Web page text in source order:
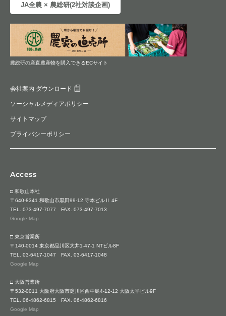
JA全農 × 農総研(2社対談企画)
農総研の産直農産物を購入できるECサイト
会社案内 ダウンロード
ソーシャルメディアポリシー
サイトマップ
プライバシーポリシー
Access
□ 和歌山本社
〒640-8341 和歌山市黒田99-12 寺本ビルⅡ 4F
TEL. 073-497-7077 FAX. 073-497-7013
Google Map
□ 東京営業所
〒140-0014 東京都品川区大井1-47-1 NTビル8F
TEL. 03-6417-1047 FAX. 03-6417-1048
Google Map
□ 大阪営業所
〒532-0011 大阪府大阪市淀川区西中島4-12-12 大阪太平ビル9F
TEL. 06-4862-6815 FAX. 06-4862-6816
Google Map